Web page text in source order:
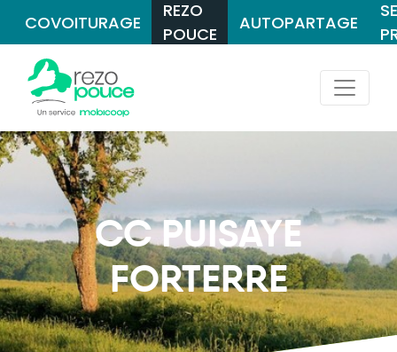
COVOITURAGE
REZO
POUCE
AUTOPARTAGE
CC PUISAYE
FORTERRE